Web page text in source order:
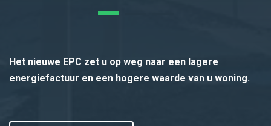
Het nieuwe EPC zet u op weg naar een lagere
energiefactuur en een hogere waarde van u woning.